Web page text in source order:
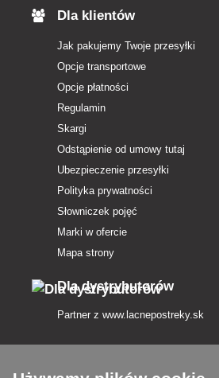
Dla klientów
Jak pakujemy Twoje przesyłki
Opcje transportowe
Opcje płatności
Regulamin
Skargi
Odstąpienie od umowy tutaj
Ubezpieczenie przesyłki
Polityka prywatności
Słowniczek pojęć
Marki w ofercie
Mapa strony
Dla dystrybutorów
Partner z www.lacnepostreky.sk